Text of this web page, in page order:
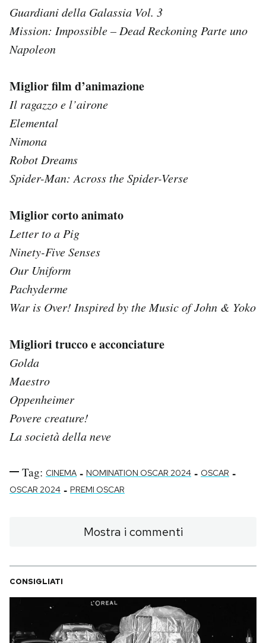
Guardiani della Galassia Vol. 3
Mission: Impossible – Dead Reckoning Parte uno
Napoleon
Miglior film d’animazione
Il ragazzo e l’airone
Elemental
Nimona
Robot Dreams
Spider-Man: Across the Spider-Verse
Miglior corto animato
Letter to a Pig
Ninety-Five Senses
Our Uniform
Pachyderme
War is Over! Inspired by the Music of John & Yoko
Migliori trucco e acconciature
Golda
Maestro
Oppenheimer
Povere creature!
La società della neve
Tag: CINEMA - NOMINATION OSCAR 2024 - OSCAR -
OSCAR 2024 - PREMI OSCAR
Mostra i commenti
CONSIGLIATI